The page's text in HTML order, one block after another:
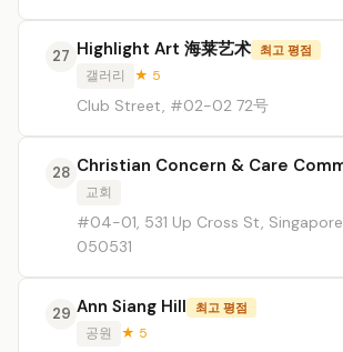
27 Highlight Art 海莱艺术 최고 평점
갤러리 ★ 5
Club Street, #02-02 72号
28 Christian Concern & Care
교회
#04-01, 531 Up Cross St, Singapore
050531
29 Ann Siang Hill 최고 평점
공원 ★ 5